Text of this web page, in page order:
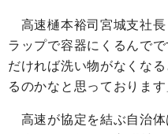
高速樋本裕司宮城支社長
ラップで容器にくるんで
だければ洗い物がなくな
るのかなと思っております
高速が協定を結ぶ自治体